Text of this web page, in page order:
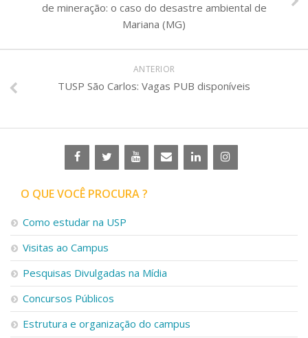
de mineração: o caso do desastre ambiental de
Mariana (MG)
ANTERIOR
TUSP São Carlos: Vagas PUB disponíveis
O QUE VOCÊ PROCURA ?
Como estudar na USP
Visitas ao Campus
Pesquisas Divulgadas na Mídia
Concursos Públicos
Estrutura e organização do campus